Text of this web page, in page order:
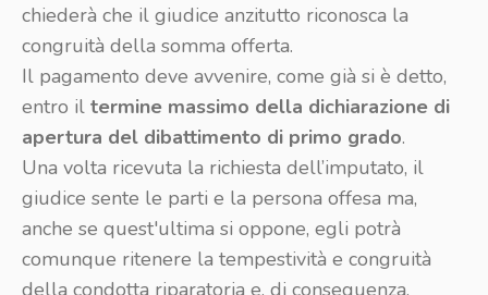
chiederà che il giudice anzitutto riconosca la
congruità della somma offerta.
Il pagamento deve avvenire, come già si è detto,
entro il termine massimo della dichiarazione di
apertura del dibattimento di primo grado.
Una volta ricevuta la richiesta dell’imputato, il
giudice sente le parti e la persona offesa ma,
anche se quest'ultima si oppone, egli potrà
comunque ritenere la tempestività e congruità